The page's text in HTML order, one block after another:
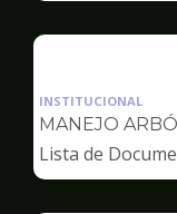
INSTITUCIONAL
MANEJO
Lista de